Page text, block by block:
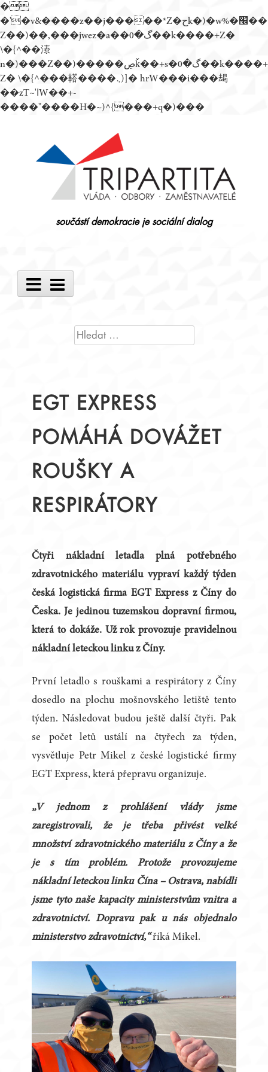
�
�'�v&����z��j�����*Z�حk�)�w%�׬��
Z��)��,���jwez�a��گ�0��k����+Z�
\�{^��溙
n�)���Z��)�����ڝǩ��+s�گ�0��k����+
Z� \�{^���鞳����܆)]� hrW���i���朅
��zƬ~'ߊW��+-
����"����H�~)^{���+q�)���
součástí demokracie je sociální dialog
Main
Menu
VYHLEDÁVÁNÍ
EGT EXPRESS
POMÁHÁ DOVÁŽET
ROUŠKY A
RESPIRÁTORY
Čtyři nákladní letadla plná potřebného
zdravotnického materiálu vypraví každý týden
česká logistická firma EGT Express z Číny do
Česka. Je jedinou tuzemskou dopravní firmou,
která to dokáže. Už rok provozuje pravidelnou
nákladní leteckou linku z Číny.
První letadlo s rouškami a respirátory z Číny
dosedlo na plochu mošnovského letiště tento
týden. Následovat budou ještě další čtyři. Pak
se počet letů ustálí na čtyřech za týden,
vysvětluje Petr Mikel z české logistické firmy
EGT Express, která přepravu organizuje.
„V jednom z prohlášení vlády jsme
zaregistrovali, že je třeba přivést velké
množství zdravotnického materiálu z Číny a že
je s tím problém. Protože provozujeme
nákladní leteckou linku Čína – Ostrava, nabídli
jsme tyto naše kapacity ministerstvům vnitra a
zdravotnictví. Dopravu pak u nás objednalo
ministerstvo zdravotnictví,“ říká Mikel.